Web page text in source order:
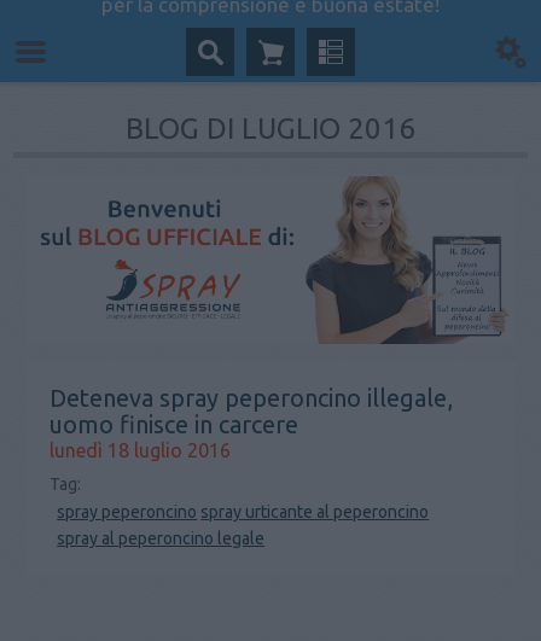
BLOG DI LUGLIO 2016
Deteneva spray peperoncino illegale,
uomo finisce in carcere
lunedì 18 luglio 2016
Tag:
spray peperoncino spray urticante al peperoncino
spray al peperoncino legale